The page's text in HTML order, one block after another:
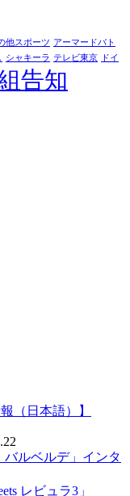
他スポーツ アーマードバト
シャキーラ テレビ東京 ドイ
告知
（日本語）】
バルベルデ」インタ
レビュラ3」